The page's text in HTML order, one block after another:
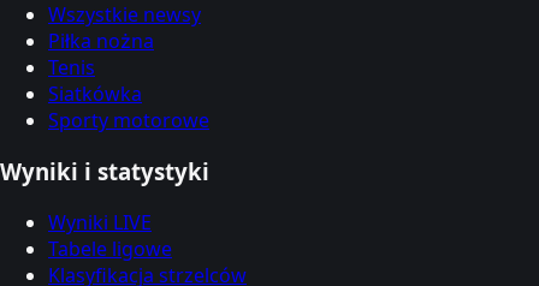
Wszystkie newsy
Piłka nożna
Tenis
Siatkówka
Sporty motorowe
Wyniki i statystyki
Wyniki LIVE
Tabele ligowe
Klasyfikacja strzelców